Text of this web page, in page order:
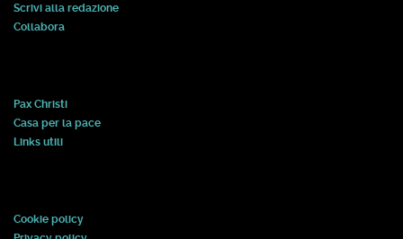
Scrivi alla redazione
Collabora
Pax Christi
Casa per la pace
Links utili
Cookie policy